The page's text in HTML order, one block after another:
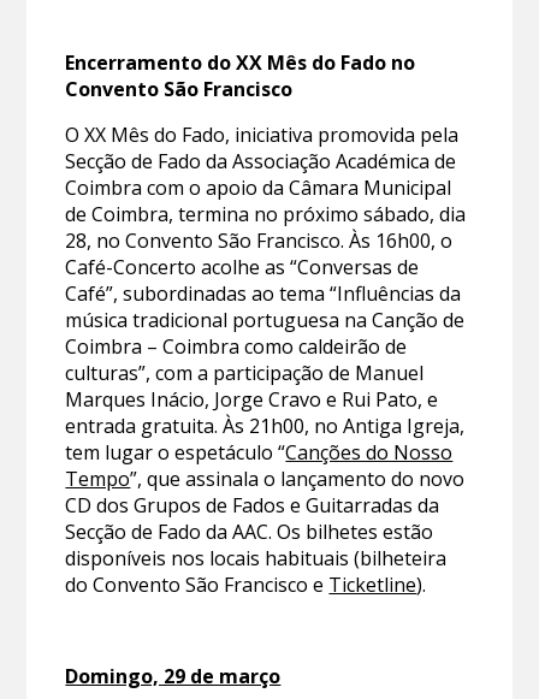
Encerramento do XX Mês do Fado no
Convento São Francisco
O XX Mês do Fado, iniciativa promovida pela
Secção de Fado da Associação Académica de
Coimbra com o apoio da Câmara Municipal
de Coimbra, termina no próximo sábado, dia
28, no Convento São Francisco. Às 16h00, o
Café-Concerto acolhe as “Conversas de
Café”, subordinadas ao tema “Influências da
música tradicional portuguesa na Canção de
Coimbra – Coimbra como caldeirão de
culturas”, com a participação de Manuel
Marques Inácio, Jorge Cravo e Rui Pato, e
entrada gratuita. Às 21h00, no Antiga Igreja,
tem lugar o espetáculo “Canções do Nosso
Tempo”, que assinala o lançamento do novo
CD dos Grupos de Fados e Guitarradas da
Secção de Fado da AAC. Os bilhetes estão
disponíveis nos locais habituais (bilheteira
do Convento São Francisco e Ticketline).
Domingo, 29 de março